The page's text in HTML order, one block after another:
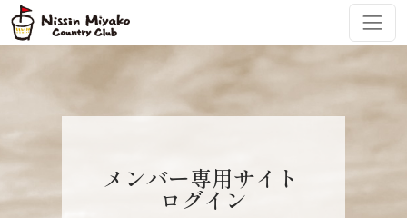
コンテンツへスキップ
メインナビゲーション
メンバー専用サイト
ログイン